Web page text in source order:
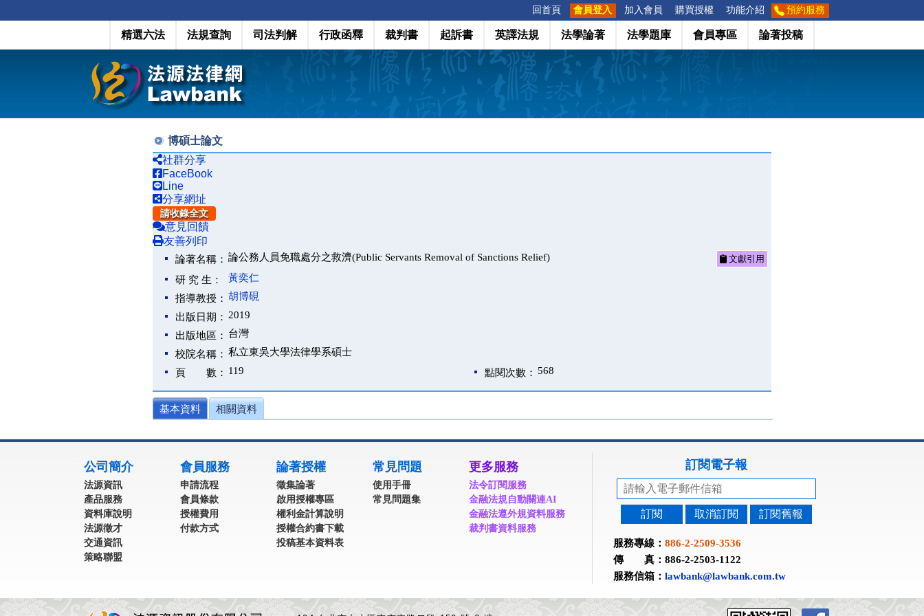
回首頁 會員登入 加入會員 購買授權 功能介紹 預約服務
精選六法 法規查詢 司法判解 行政函釋 裁判書 起訴書 英譯法規 法學論著 法學題庫 會員專區 論著投稿
博碩士論文
社群分享
FaceBook
Line
分享網址
請收錄全文
意見回饋
友善列印
論著名稱： 論公務人員免職處分之救濟(Public Servants Removal of Sanctions Relief) 文獻引用
研 究 生：
黃奕仁
指導教授： 胡博硯
出版日期： 2019
出版地區： 台灣
校院名稱： 私立東吳大學法律學系碩士
頁 數： 119 點閱次數： 568
基本資料 相關資料
公司簡介
法源資訊
產品服務
資料庫說明
法源徵才
交通資訊
策略聯盟
會員服務
申請流程
會員條款
授權費用
付款方式
論著授權
徵集論著
啟用授權專區
權利金計算說明
授權合約書下載
投稿基本資料表
常見問題
使用手冊
常見問題集
更多服務
法令訂閱服務
金融法規自動關連AI
金融法遵外規資料服務
裁判書資料服務
訂閱電子報
訂閱 取消訂閱 訂閱舊報
服務專線： 886-2-2509-3536
傳 真：886-2-2503-1122
服務信箱： lawbank@lawbank.com.tw